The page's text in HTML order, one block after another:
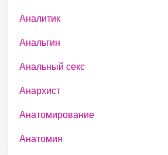
Аналитик
Анальгин
Анальный секс
Анархист
Анатомирование
Анатомия